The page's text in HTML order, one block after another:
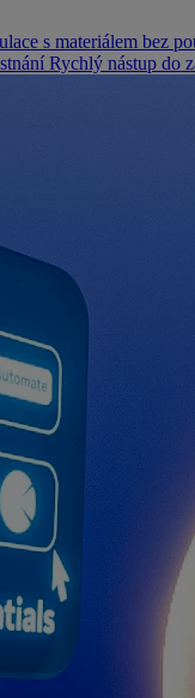
s materiálem bez
Rychlý nástup do